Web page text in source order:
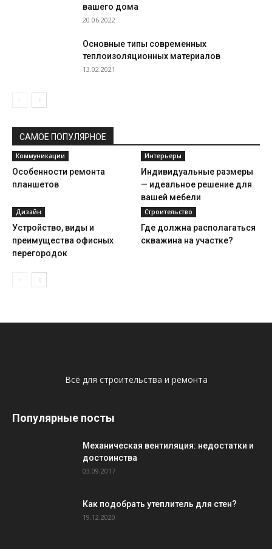
вашего дома
20.06.2022
Основные типы современных
теплоизоляционных материалов
13.02.2021
САМОЕ ПОПУЛЯРНОЕ
Коммуникации
Особенности ремонта
планшетов
Интерьеры
Индивидуальные размеры
— идеальное решение для
вашей мебели
Дизайн
Устройство, виды и
преимущества офисных
перегородок
Строительство
Где должна располагаться
скважина на участке?
Всё для строительства и ремонта
Популярные посты
Механическая вентиляция: недостатки и
достоинства
03.09.2017
Как подобрать утеплитель для стен?
19.12.2020